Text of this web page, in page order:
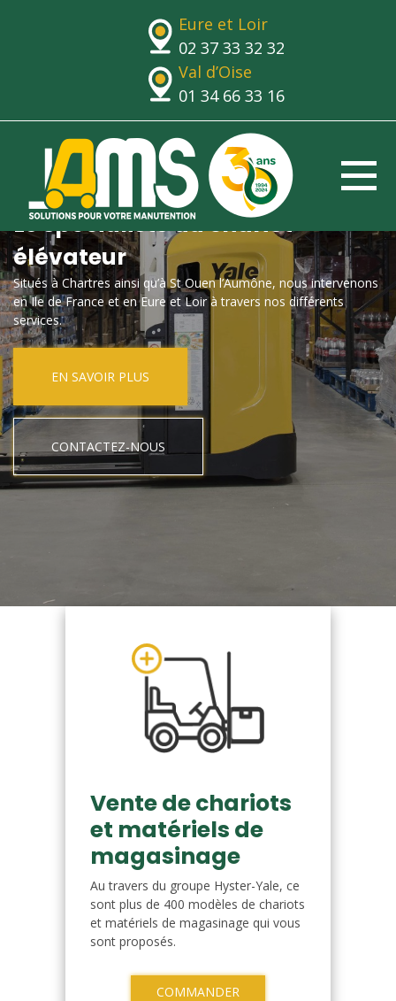
Eure et Loir
02 37 33 32 32
Val d’Oise
01 34 66 33 16
Le spécialiste du chariot
élévateur
Situés à Chartres ainsi qu’à St Ouen l’Aumône, nous intervenons
en Ile de France et en Eure et Loir à travers nos différents
services.
EN SAVOIR PLUS
CONTACTEZ-NOUS
Vente de chariots
et matériels de
magasinage
Au travers du groupe Hyster-Yale, ce
sont plus de 400 modèles de chariots
et matériels de magasinage qui vous
sont proposés.
COMMANDER